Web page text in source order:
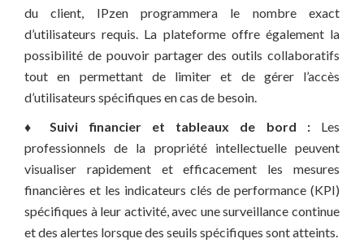
du client, IPzen programmera le nombre exact
d’utilisateurs requis. La plateforme offre également la
possibilité de pouvoir partager des outils collaboratifs
tout en permettant de limiter et de gérer l’accès
d’utilisateurs spécifiques en cas de besoin.
♦ Suivi financier et tableaux de bord :Les
professionnels de la propriété intellectuelle peuvent
visualiser rapidement et efficacement les mesures
financières et les indicateurs clés de performance (KPI)
spécifiques à leur activité, avec une surveillance continue
et des alertes lorsque des seuils spécifiques sont atteints.